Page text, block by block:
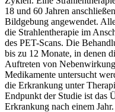
18 und 60 Jahren
Bildgebung angewendet.
die Strahlentherapie im
des PET-Scans. Die
bis zu 12 Monate, in denen
Auftreten von
Medikamente untersucht
die Erkrankung unter
Endpunkt der Studie ist das
Erkrankung nach einem Jahr.